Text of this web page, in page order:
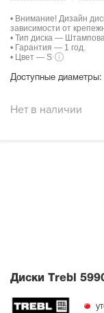
• Внимание! Дизайн
зависимости от
• Тип диска —
• Гарантия — 1 год.
• Цвет — S
Доступные диаметры:
Нет в наличии
Диски Тrebl